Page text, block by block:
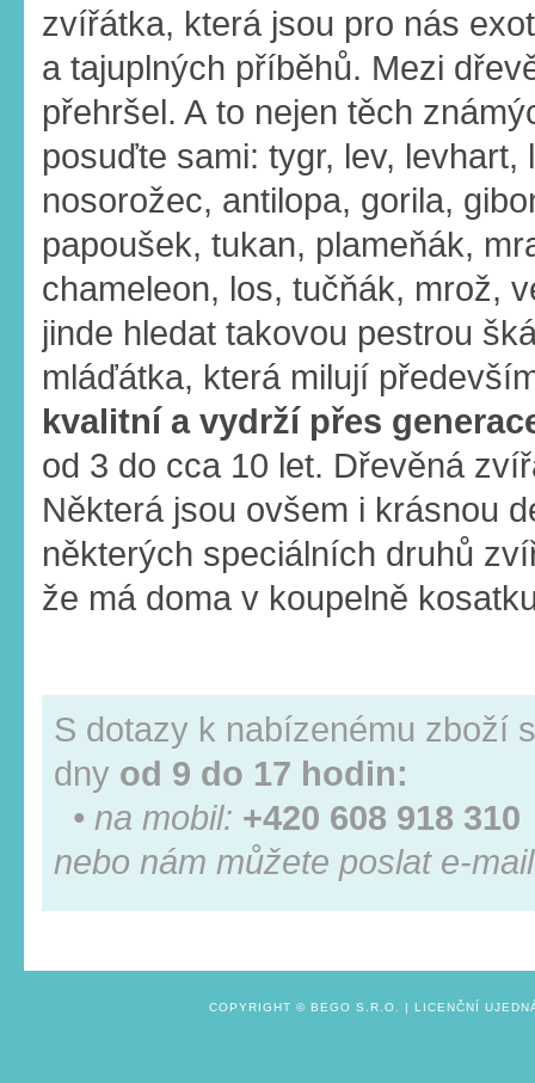
zvířátka, která jsou pro nás
a tajuplných příběhů. Mezi
přehršel. A to nejen těch
posuďte sami: tygr, lev,
nosorožec, antilopa, gorila,
papoušek, tukan, plameňák,
chameleon, los, tučňák, mrož,
jinde hledat takovou pestrou
mláďátka, která milují
kvalitní a vydrží přes
od 3 do cca 10 let. Dřevěná
Některá jsou ovšem i krásnou
některých speciálních druhů
že má doma v koupelně
S dotazy k nabízenému zboží
dny od 9 do 17 hodin:
• na mobil: +420 608 918 310
nebo nám můžete poslat e-
COPYRIGHT © BEGO S.R.O. | LICENČNÍ